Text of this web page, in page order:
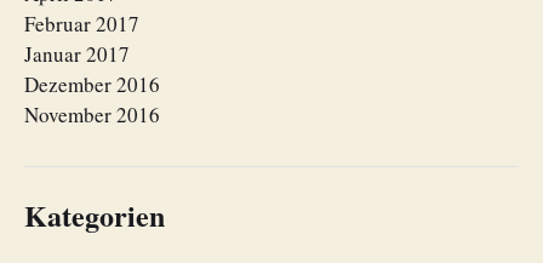
Februar 2017
Januar 2017
Dezember 2016
November 2016
Kategorien